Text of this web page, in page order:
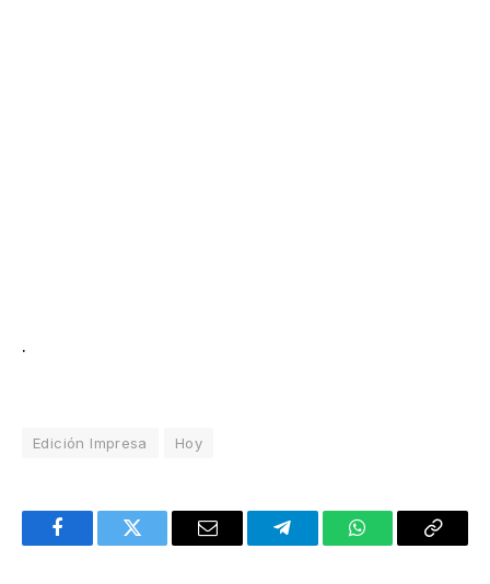
.
Edición Impresa Hoy
FacebookTwitter Email TelegramWhatsAppCopy